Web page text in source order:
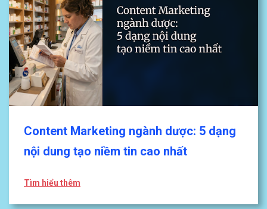
Content Marketing ngành dược: 5 dạng
nội dung tạo niềm tin cao nhất
Tìm hiểu thêm